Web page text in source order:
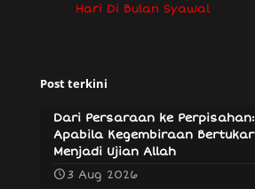
Hari Di Bulan Syawal
Post terkini
Dari Persaraan ke Perpisahan:
Apabila Kegembiraan Bertukar
Menjadi Ujian Allah
3 Aug 2026